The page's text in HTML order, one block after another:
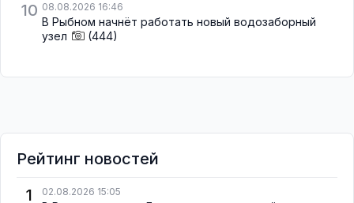
10 08.08.2026 16:46
В Рыбном начнёт работать новый водозаборный
узел
(444)
Рейтинг новостей
1
02.08.2026 15:05